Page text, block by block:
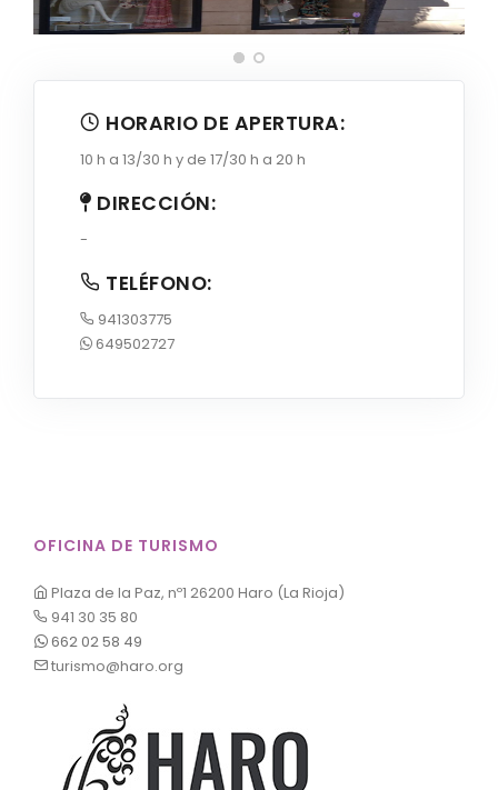
HORARIO DE APERTURA:
10 h a 13/30 h y de 17/30 h a 20 h
DIRECCIÓN:
-
TELÉFONO:
941303775
649502727
OFICINA DE TURISMO
Plaza de la Paz, nº1 26200 Haro (La Rioja)
941 30 35 80
662 02 58 49
turismo@haro.org